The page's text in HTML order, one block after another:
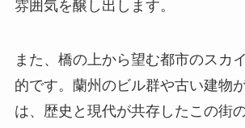
雰囲気を醸し出します。
また、橋の上から望む都市のスカ
的です。蘭州のビル群や古い建物
は、歴史と現代が共存したこの街